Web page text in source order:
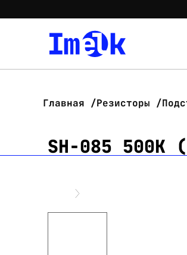
Главная Резисторы
SH-085 500K